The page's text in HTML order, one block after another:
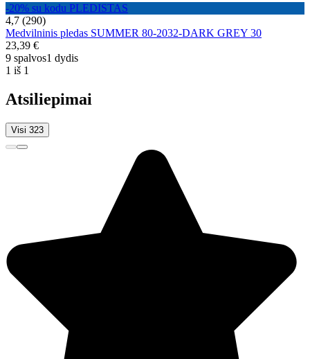
-20% su kodu PLEDISTAS
4,7 (290)
Medvilninis pledas SUMMER 80-2032-DARK GREY 30
23,39 €
9 spalvos1 dydis
1 iš 1
Atsiliepimai
Visi 323